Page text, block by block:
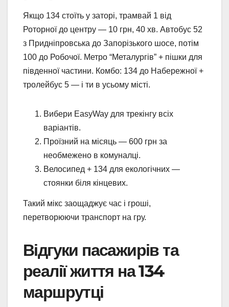
Якщо 134 стоїть у заторі, трамвай 1 від
Роторної до центру — 10 грн, 40 хв. Автобус 52
з Придніпровська до Запорізького шосе, потім
100 до Робочої. Метро “Металургів” + пішки для
південної частини. Комбо: 134 до Набережної +
тролейбус 5 — і ти в усьому місті.
Вибери EasyWay для трекінгу всіх
варіантів.
Проїзний на місяць — 600 грн за
необмежено в комуналці.
Велосипед + 134 для екологічних —
стоянки біля кінцевих.
Такий мікс заощаджує час і гроші,
перетворюючи транспорт на гру.
Відгуки пасажирів та
реалії життя на 134
маршрутці